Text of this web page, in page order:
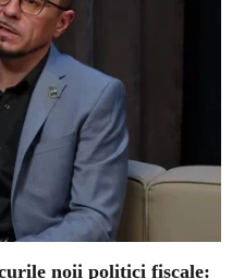
noii politici fiscale: